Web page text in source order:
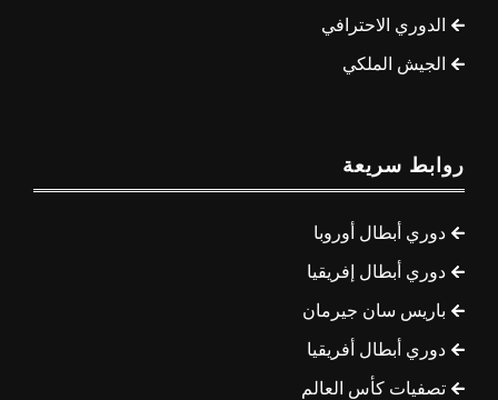
الدوري الاحترافي
الجيش الملكي
روابط سريعة
دوري أبطال أوروبا
دوري أبطال إفريقيا
باريس سان جيرمان
دوري أبطال أفريقيا
تصفيات كأس العالم